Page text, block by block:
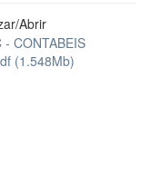
Abrir
- CONTABEIS
(1.548Mb)